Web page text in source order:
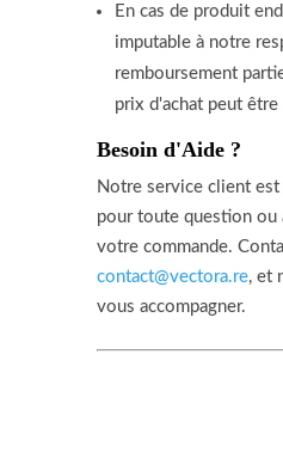
En cas de produit
imputable à notre
remboursement
prix d'achat peut être
Besoin d'Aide ?
Notre service client
pour toute question ou
votre commande.
contact@vectora.re, et
vous accompagner.